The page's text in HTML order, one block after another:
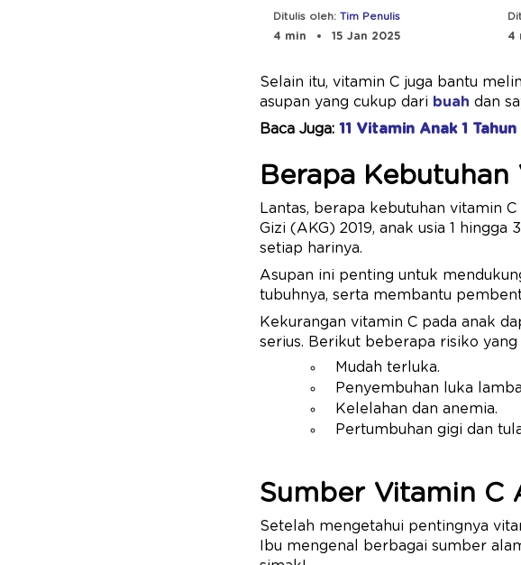
Ditulis oleh: Tim Penulis
4 min
15 Jan 2025
4
Selain itu, vitamin C juga bantu
asupan yang cukup dari buah dan
Baca Juga: 11 Vitamin Anak 1
Berapa Kebutuhan
Lantas, berapa kebutuhan vitamin
Gizi (AKG) 2019, anak usia 1
setiap harinya.
Asupan ini penting untuk
tubuhnya, serta membantu
​Kekurangan vitamin C pada anak
serius. Berikut beberapa risiko
Mudah terluka.
Penyembuhan luka
Kelelahan dan anemia.
Pertumbuhan gigi dan
Sumber Vitamin C
Setelah mengetahui pentingnya
Ibu mengenal berbagai sumber